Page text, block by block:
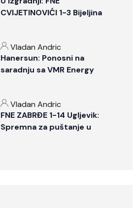
CVIJETINOVIĆI 1-3 Bijeljina
Vladan Andric
Hanersun: Ponosni na
saradnju sa VMR Energy
Vladan Andric
FNE ZABRĐE 1-14 Ugljevik:
Spremna za puštanje u